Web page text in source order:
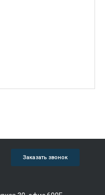
Заказать звонок